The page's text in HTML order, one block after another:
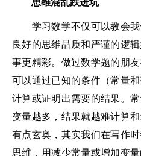
思维混乱跌进坑
学习数学不仅可以教会我
良好的思维品质和严谨的逻
事更精彩。做过数学题的朋
可以通过已知的条件（常量
计算或证明出需要的结果。
变量越多，结果就越难计算
有点玄奥，其实我们在写作
思维，用减少常量或增加变